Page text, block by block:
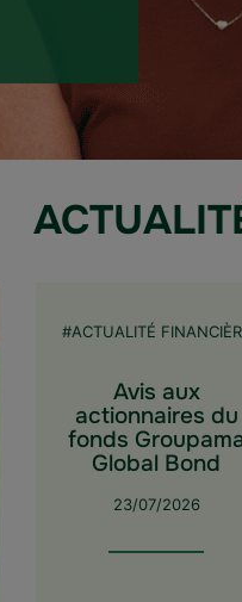
#ACTUALITÉ
Avis aux
actionnaires du
fonds
Global Bond
23/07/2026